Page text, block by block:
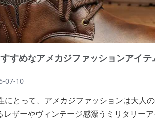
すめなアメカジファッションアイテ
07-10
にとって、アメカジファッションは大人
レザーやヴィンテージ感漂うミリタリー